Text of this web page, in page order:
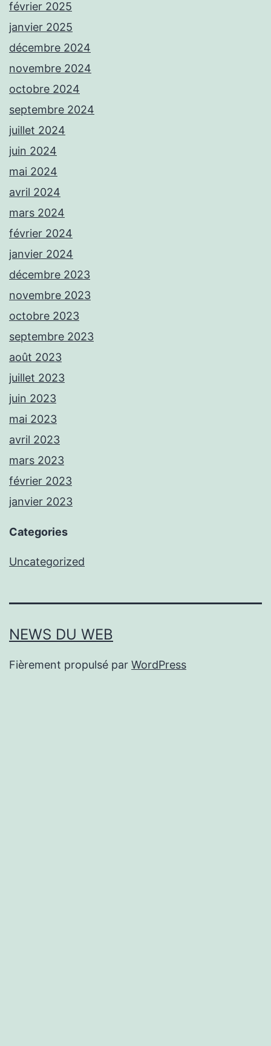
février 2025
janvier 2025
décembre 2024
novembre 2024
octobre 2024
septembre 2024
juillet 2024
juin 2024
mai 2024
avril 2024
mars 2024
février 2024
janvier 2024
décembre 2023
novembre 2023
octobre 2023
septembre 2023
août 2023
juillet 2023
juin 2023
mai 2023
avril 2023
mars 2023
février 2023
janvier 2023
Categories
Uncategorized
NEWS DU WEB
Fièrement propulsé par WordPress